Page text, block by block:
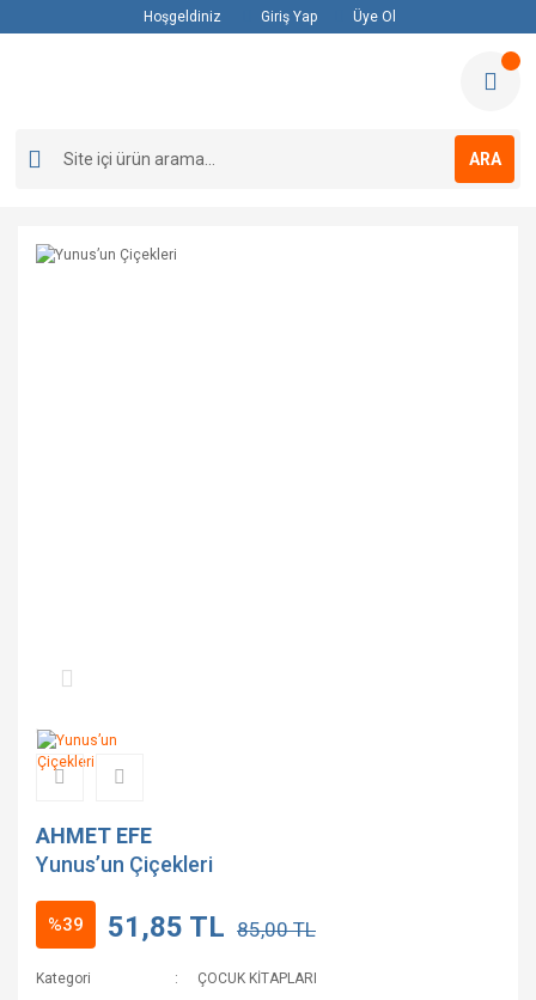
Hoşgeldiniz Giriş Yap Üye Ol
ARA
AHMET EFE
Yunus’un Çiçekleri
%39 51,85 TL 85,00 TL
Kategori
ÇOCUK KİTAPLARI